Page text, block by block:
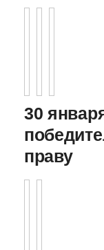
30
праву